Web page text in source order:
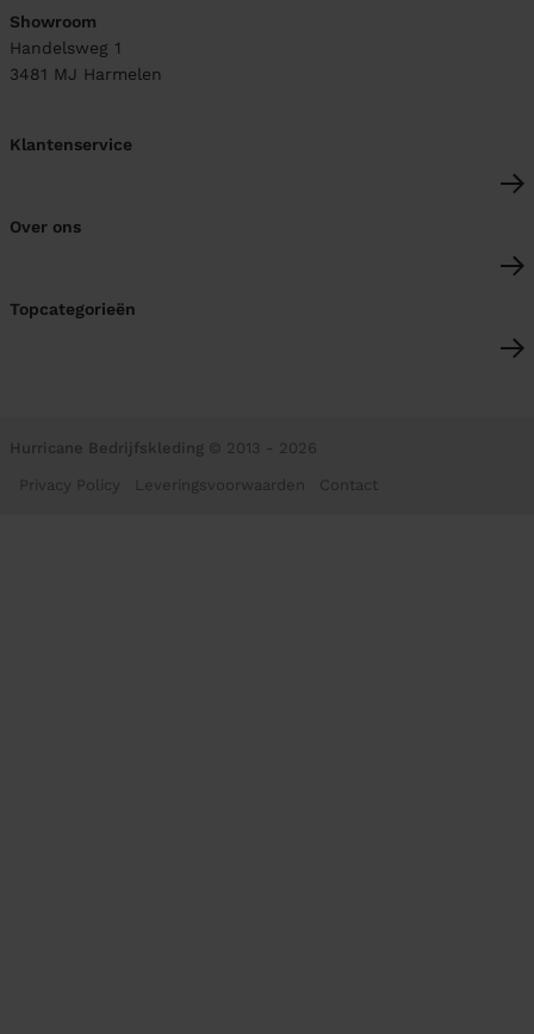
Showroom
Handelsweg 1
3481 MJ Harmelen
Klantenservice
Over ons
Topcategorieën
Hurricane Bedrijfskleding © 2013 - 2026
Privacy Policy Leveringsvoorwaarden Contact